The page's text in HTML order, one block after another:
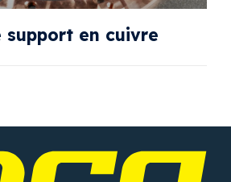
support en cuivre